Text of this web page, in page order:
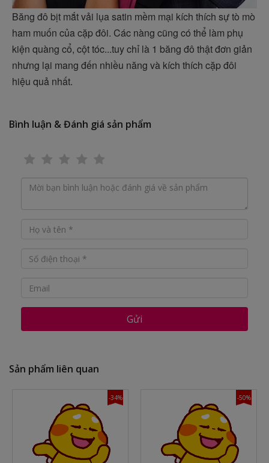
Băng đô bịt mắt vải lụa satin mềm mại kích thích sự tò mò
ham muốn của cặp đôi. Các nàng cũng có thể làm phụ
kiện quàng cổ, cột tóc...tuy chỉ là 1 băng đô thật đơn giản
nhưng lại mang đến nhiều năng và kích thích cặp đôi
hiệu quả nhất.
Bình luận & Đánh giá sản phẩm
Gửi
Sản phẩm liên quan
-34% -50%